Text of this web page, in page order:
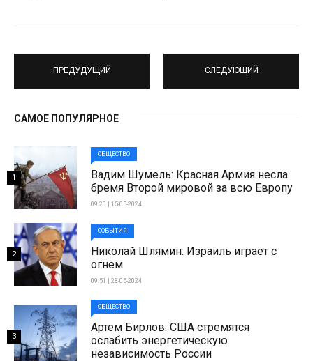
ПРЕДУДУЩИЙ СЛЕДУЮЩИЙ
САМОЕ ПОПУЛЯРНОЕ
ОБЩЕСТВО
Вадим Шумель: Красная Армия несла
бремя Второй мировой за всю Европу
09:20 | 15-05-2024
1
СОБЫТИЯ
Николай Шлямин: Израиль играет с
огнем
09:51 | 28-05-2024
2
ОБЩЕСТВО
Артем Бирлов: США стремятся
ослабить энергетическую
независимость России
3